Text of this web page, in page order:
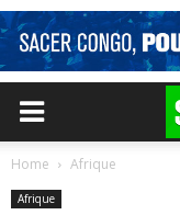
Home Afrique
Afrique